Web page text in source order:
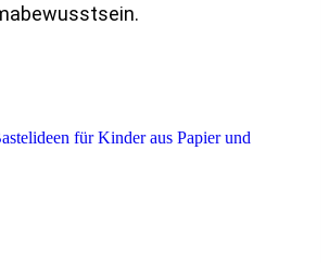
für Kinder aus Papier und